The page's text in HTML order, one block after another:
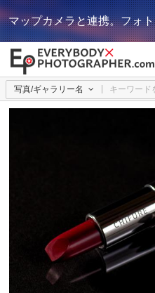
マップカメラと連携。フォ
写真/ギャラリー名